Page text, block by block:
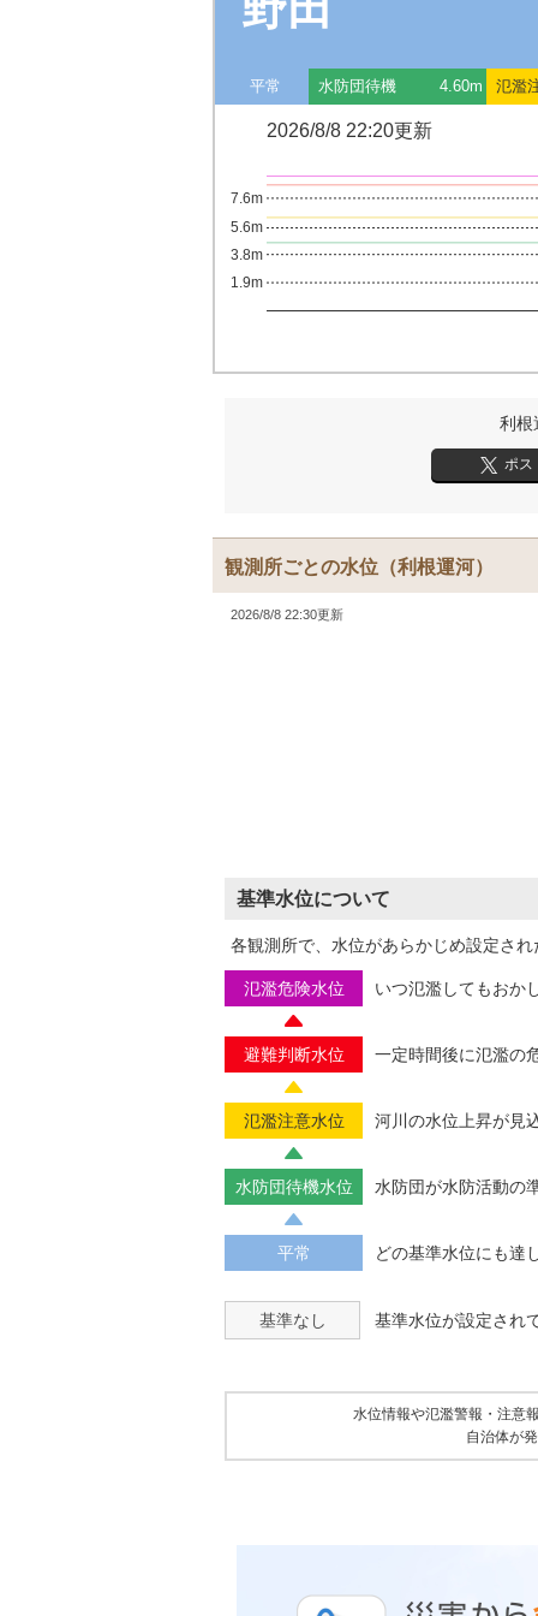
平常 水防団待機 4.60m 氾濫
2026/8/8 22:20更新
1.9m
3.8m
5.6m
7.6m
利根
ポス
観測所ごとの水位 （利根運河）
2026/8/8 22:30更新
基準水位について
各観測所で、水位があらかじめ設定さ
氾濫危険水位 いつ氾濫してもおか
避難判断水位 一定時間後に氾濫の
氾濫注意水位 河川の水位上昇が見
水防団待機水位 水防団が水防活動の
平常 どの基準水位にも達
基準なし 基準水位が設定され
水位情報や氾濫警報・注意
自治体が